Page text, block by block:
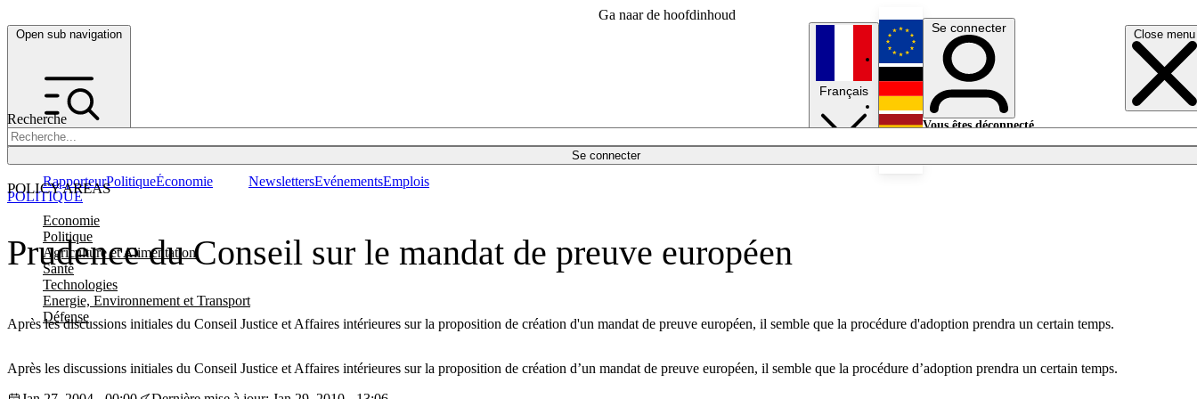
Ga naar de hoofdinhoud
Open sub navigation Close menu
Recherche
Se connecter
POLICY AREAS
Economie
Politique
Agriculture et Alimentation
Santé
Technologies
Energie, Environnement et Transport
Défense
RapporteurPolitiqueÉconomie NewslettersEvénementsEmplois
Français
English
Deutsch
Se connecter
Vous êtes déconnecté.
Prudence du Conseil sur le mandat de preuve européen
Après les discussions initiales du Conseil Justice et Affaires intérieures sur la proposition de création d'un mandat de preuve européen, il semble que la procédure d'adoption prendra un certain temps.
POLITIQUE
Après les discussions initiales du Conseil Justice et Affaires intérieures sur la proposition de création d’un mandat de preuve européen, il semble que la procédure d’adoption prendra un certain temps.